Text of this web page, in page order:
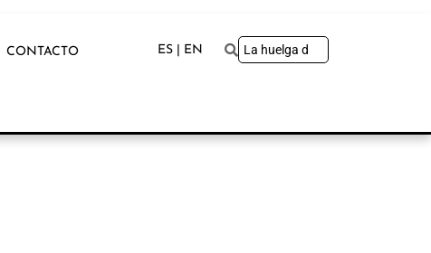
CONTACTO ES | EN